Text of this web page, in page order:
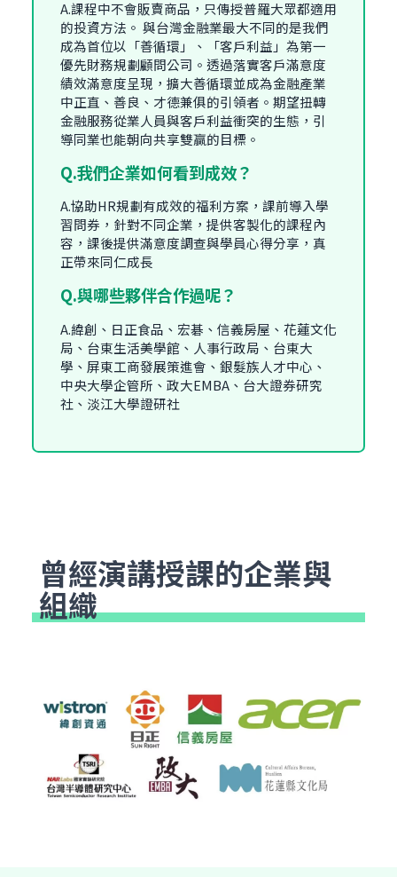
A.課程中不會販賣商品，只傳授普羅大眾都適用
的投資方法。 與台灣金融業最大不同的是我們
成為首位以「善循環」、「客戶利益」為第一
優先財務規劃顧問公司。透過落實客戶滿意度
績效滿意度呈現，擴大善循環並成為金融產業
中正直、善良、才德兼俱的引領者。期望扭轉
金融服務從業人員與客戶利益衝突的生態，引
導同業也能朝向共享雙贏的目標。
Q.我們企業如何看到成效？
A.協助HR規劃有成效的福利方案，課前導入學
習問券，針對不同企業，提供客製化的課程內
容，課後提供滿意度調查與學員心得分享，真
正帶來同仁成長
Q.與哪些夥伴合作過呢？
A.緯創、日正食品、宏碁、信義房屋、花蓮文化
局、台東生活美學館、人事行政局、台東大
學、屏東工商發展策進會、銀髮族人才中心、
中央大學企管所、政大EMBA、台大證券研究
社、淡江大學證研社
曾經演講授課的企業與
組織